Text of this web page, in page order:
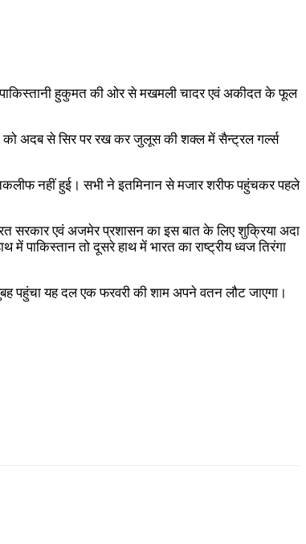
हुकुमत की ओर से मखमली चादर एवं अकीदत के फूल
को अदब से सिर पर रख कर जुलूस की शक्ल में सैन्ट्रल गर्ल्स
नहीं हुई। सभी ने इतमिनान से मजार शरीफ पहुंचकर पहले
सरकार एवं अजमेर प्रशासन का इस बात के लिए शुक्रिया अदा
पाकिस्तान तो दूसरे हाथ में भारत का राष्ट्रीय ध्वज तिरंगा
पहुंचा यह दल एक फरवरी की शाम अपने वतन लौट जाएगा।